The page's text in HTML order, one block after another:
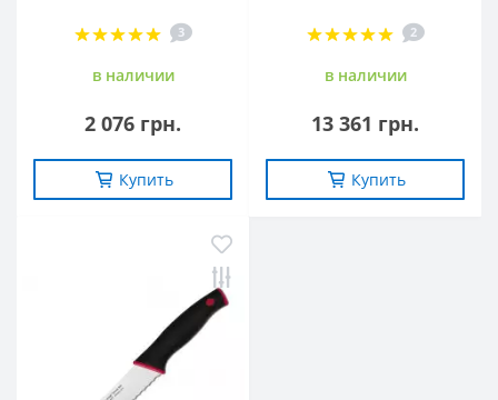
3
в наличии
2 076 грн.
Купить
2
в наличии
13 361 грн.
Купить